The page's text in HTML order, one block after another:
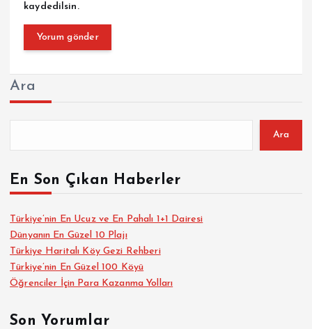
kaydedilsin.
Ara
Ara
En Son Çıkan Haberler
Türkiye’nin En Ucuz ve En Pahalı 1+1 Dairesi
Dünyanın En Güzel 10 Plajı
Türkiye Haritalı Köy Gezi Rehberi
Türkiye’nin En Güzel 100 Köyü
Öğrenciler İçin Para Kazanma Yolları
Son Yorumlar